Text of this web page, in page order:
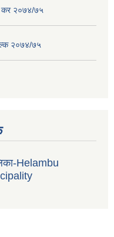
कर २०७४/७५
२०७४/७५
Helambu